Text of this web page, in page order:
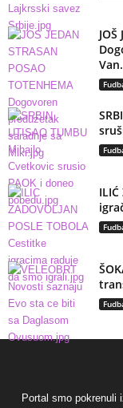
ILIĆ
Portal smo pokrenuli